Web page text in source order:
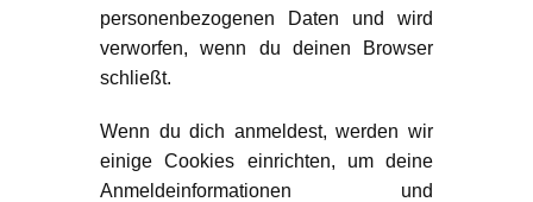
personenbezogenen Daten und wird
verworfen, wenn du deinen Browser
schließt.
Wenn du dich anmeldest, werden wir
einige Cookies einrichten, um deine
Anmeldeinformationen und